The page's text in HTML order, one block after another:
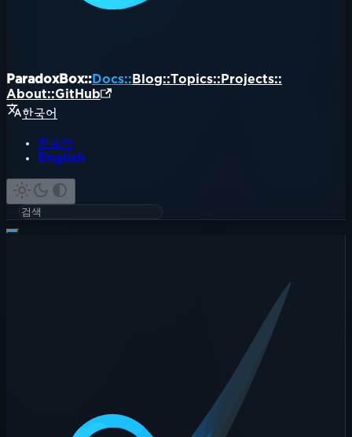
ParadoxBox::Docs:: Blog::Topics:: Projects::
About::GitHub
한국어
한국어
English